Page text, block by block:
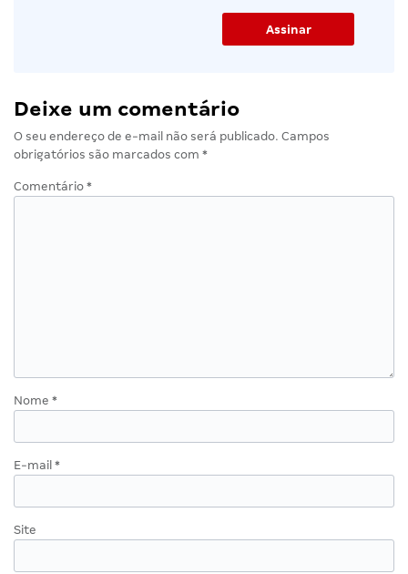
Deixe um comentário
O seu endereço de e-mail não será publicado. Campos
obrigatórios são marcados com *
Comentário *
Nome *
E-mail *
Site